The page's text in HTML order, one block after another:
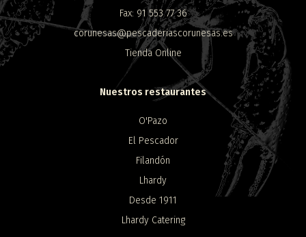
Fax: 91 553 77 36
corunesas@pescaderiascorunesas.es
Tienda Online
Nuestros restaurantes
O'Pazo
El Pescador
Filandón
Lhardy
Desde 1911
Lhardy Catering